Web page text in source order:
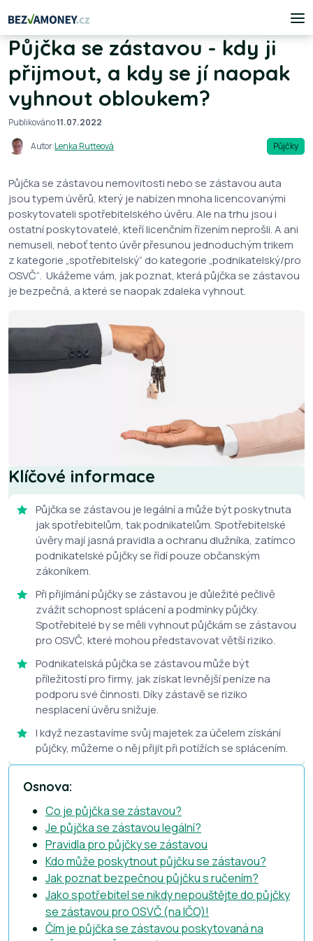
Půjčka se zástavou - kdy ji
přijmout, a kdy se jí naopak
vyhnout obloukem?
Publikováno11.07.2022
Autor:Lenka Rutteová Půjčky
Půjčka se zástavou nemovitosti nebo se zástavou auta
jsou typem úvěrů, který je nabízen mnoha licencovanými
poskytovateli spotřebitelského úvěru. Ale na trhu jsou i
ostatní poskytovatelé, kteří licenčním řízením neprošli. A ani
nemuseli, neboť tento úvěr přesunou jednoduchým trikem
z kategorie „spotřebitelský“ do kategorie „podnikatelský/pro
OSVČ“. Ukážeme vám, jak poznat, která půjčka se zástavou
je bezpečná, a které se naopak zdaleka vyhnout.
Klíčové informace
Půjčka se zástavou je legální a může být poskytnuta
jak spotřebitelům, tak podnikatelům. Spotřebitelské
úvěry mají jasná pravidla a ochranu dlužníka, zatímco
podnikatelské půjčky se řídí pouze občanským
zákoníkem.
Při přijímání půjčky se zástavou je důležité pečlivě
zvážit schopnost splácení a podmínky půjčky.
Spotřebitelé by se měli vyhnout půjčkám se zástavou
pro OSVČ, které mohou představovat větší riziko.
Podnikatelská půjčka se zástavou může být
příležitostí pro firmy, jak získat levnější peníze na
podporu své činnosti. Díky zástavě se riziko
nesplacení úvěru snižuje.
I když nezastavíme svůj majetek za účelem získání
půjčky, můžeme o něj přijít při potížích se splácením.
Osnova:
Co je půjčka se zástavou?
Je půjčka se zástavou legální?
Pravidla pro půjčky se zástavou
Kdo může poskytnout půjčku se zástavou?
Jak poznat bezpečnou půjčku s ručením?
Jako spotřebitel se nikdy nepouštějte do půjčky
se zástavou pro OSVČ (na IČO)!
Čím je půjčka se zástavou poskytovaná na